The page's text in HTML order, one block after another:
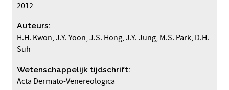
2012
Auteurs:
H.H. Kwon, J.Y. Yoon, J.S. Hong, J.Y. Jung, M.S. Park, D.H.
Suh
Wetenschappelijk tijdschrift:
Acta Dermato-Venereologica